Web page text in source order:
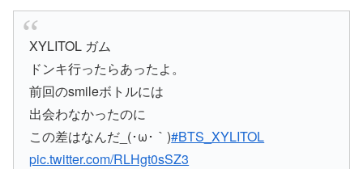
XYLITOL ガム
ドンキ行ったらあったよ。
前回のsmileボトルには
出会わなかったのに
この差はなんだ_(･ω･｀)#BTS_XYLITOL
pic.twitter.com/RLHgt0sSZ3